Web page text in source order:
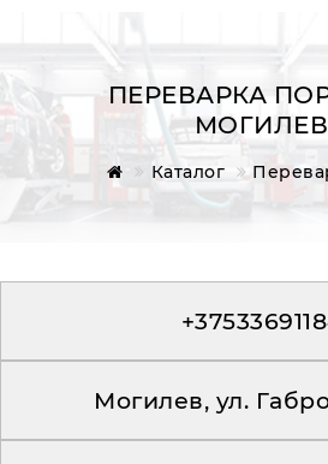
Главная
Обратная связь
ПЕРЕВАРКА
Каталог
Могилев, ул.